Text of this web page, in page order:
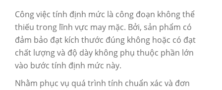
Công việc tính định mức là công đoạn không thể
thiếu trong lĩnh vực may mặc. Bởi, sản phẩm có
đảm bảo đạt kích thước đúng không hoặc có đạt
chất lượng và độ dày không phụ thuộc phần lớn
vào bước tính định mức này.
Nhằm phục vụ quá trình tính chuẩn xác và đơn